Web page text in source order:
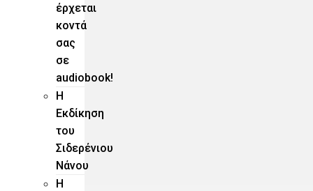
έρχεται
κοντά
σας
σε
audiobook!
Η
Εκδίκηση
του
Σιδερένιου
Νάνου
Η